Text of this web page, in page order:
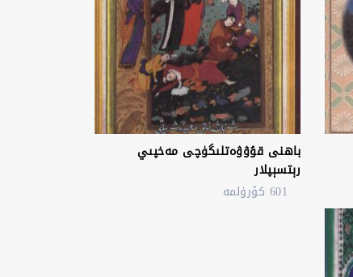
باھنى قۇۋۋەتلىگۈچى مەخپىي
رېتسېپلار
601 كۆرۈلمە